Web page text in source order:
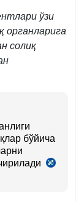
ўзи
органларига
солиқ
бўйича